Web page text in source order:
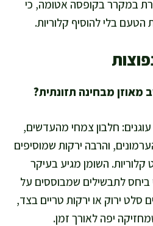
במקרר בקופסה אטומה, כי
בלי להוסיף קלוריות.
חלבון צמחי מהעדשים,
והרבה ירקות שמוסיפים
השומן מגיע בעיקר
ביחס לתבשילים שמבוססים על
ירוק או ירקות טריים בצד,
יפה לאורך זמן.